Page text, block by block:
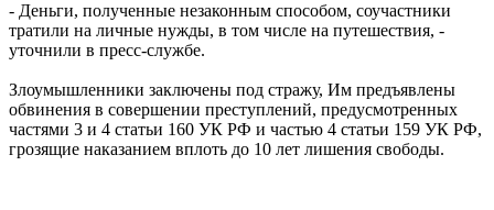
- Деньги, полученные незаконным способом, соучастники
тратили на личные нужды, в том числе на путешествия, -
уточнили в пресс-службе.
Злоумышленники заключены под стражу, Им предъявлены
обвинения в совершении преступлений, предусмотренных
частями 3 и 4 статьи 160 УК РФ и частью 4 статьи 159 УК РФ,
грозящие наказанием вплоть до 10 лет лишения свободы.